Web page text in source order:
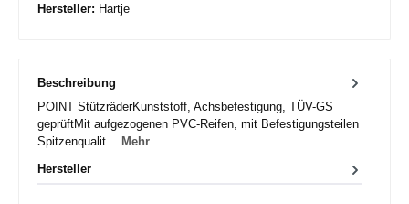
Hersteller: Hartje
Beschreibung
POINT StützräderKunststoff, Achsbefestigung, TÜV-GS
geprüftMit aufgezogenen PVC-Reifen, mit Befestigungsteilen
Spitzenqualit… Mehr
Hersteller